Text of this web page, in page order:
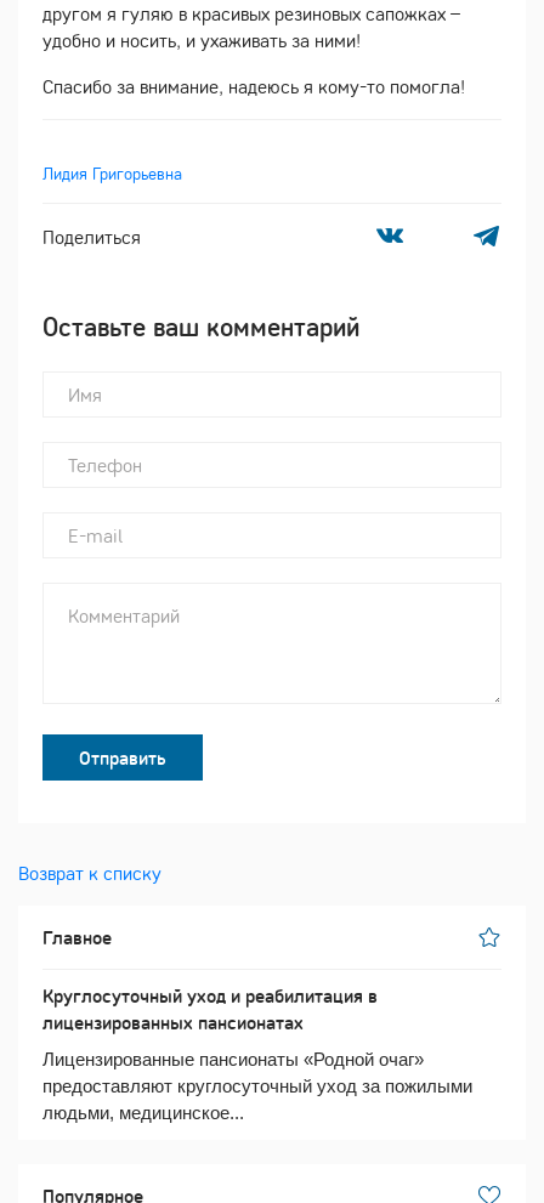
другом я гуляю в красивых резиновых сапожках –
удобно и носить, и ухаживать за ними!
Спасибо за внимание, надеюсь я кому-то помогла!
Лидия Григорьевна
Поделиться
Оставьте ваш комментарий
Отправить
Возврат к списку
Главное
Круглосуточный уход и реабилитация в
лицензированных пансионатах
Лицензированные пансионаты «Родной очаг»
предоставляют круглосуточный уход за пожилыми
людьми, медицинское...
Популярное